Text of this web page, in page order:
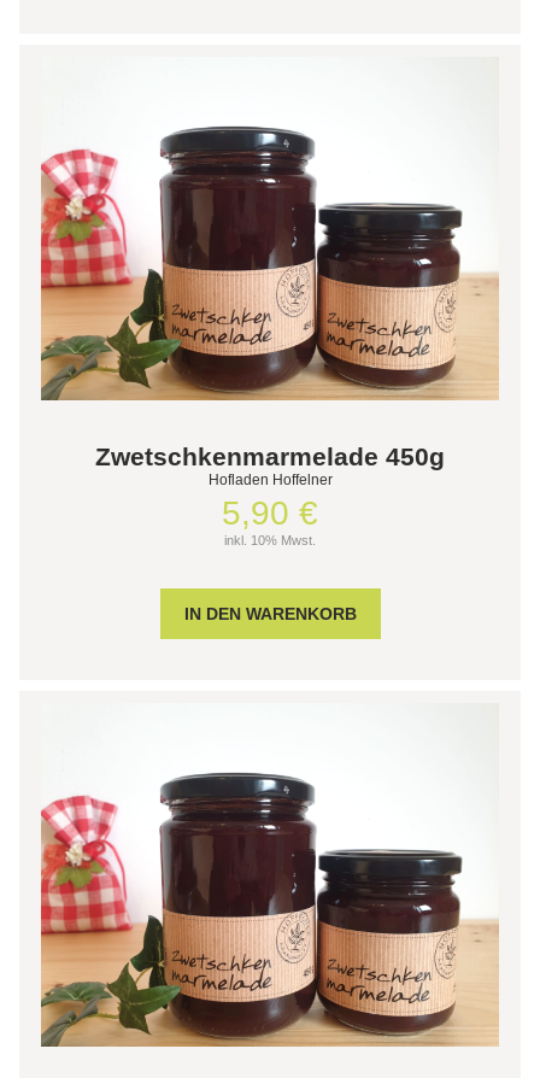
Zwetschkenmarmelade 450g
Hofladen Hoffelner
5,90 €
inkl. 10% Mwst.